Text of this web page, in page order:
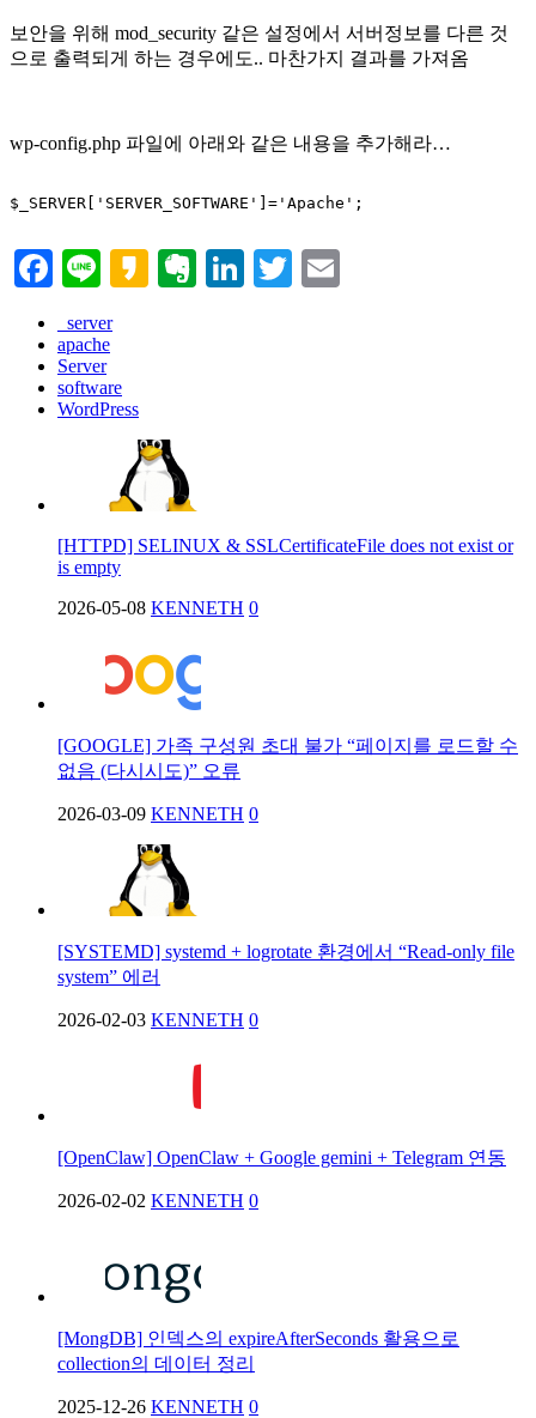
보안을 위해 mod_security 같은 설정에서 서버정보를 다른 것
으로 출력되게 하는 경우에도.. 마찬가지 결과를 가져옴
wp-config.php 파일에 아래와 같은 내용을 추가해라…
$_SERVER['SERVER_SOFTWARE']='Apache';
Facebook
LineKakaoEvernote
LinkedIn
Twitter
_server
apache
Server
software
WordPress
[HTTPD] SELINUX & SSLCertificateFile does not exist or
is empty
2026-05-08 KENNETH 0
[GOOGLE] 가족 구성원 초대 불가 “페이지를 로드할 수
없음 (다시시도)” 오류
2026-03-09 KENNETH 0
[SYSTEMD] systemd + logrotate 환경에서 “Read-only file
system” 에러
2026-02-03 KENNETH 0
[OpenClaw] OpenClaw + Google gemini + Telegram 연동
2026-02-02 KENNETH 0
[MongDB] 인덱스의 expireAfterSeconds 활용으로
collection의 데이터 정리
2025-12-26 KENNETH 0